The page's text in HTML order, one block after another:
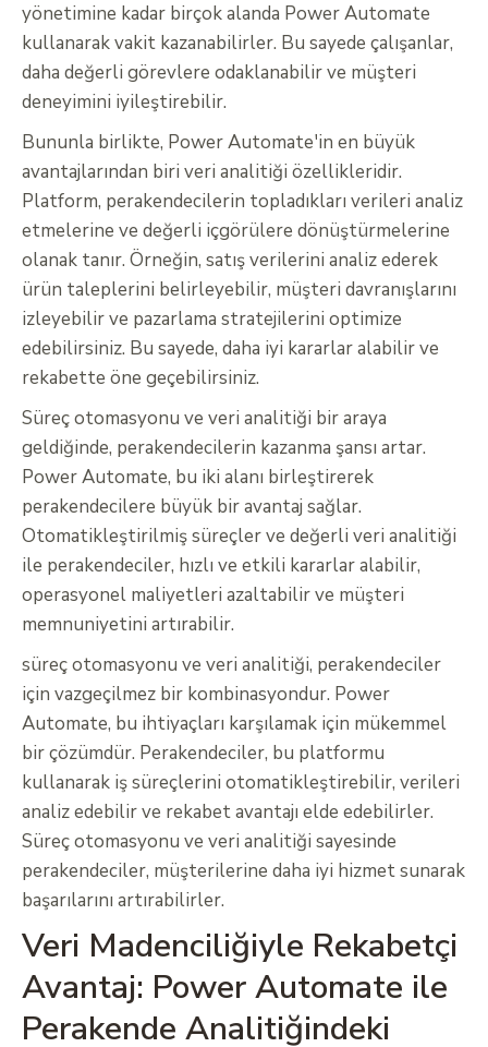
yönetimine kadar birçok alanda Power Automate
kullanarak vakit kazanabilirler. Bu sayede çalışanlar,
daha değerli görevlere odaklanabilir ve müşteri
deneyimini iyileştirebilir.
Bununla birlikte, Power Automate'in en büyük
avantajlarından biri veri analitiği özellikleridir.
Platform, perakendecilerin topladıkları verileri analiz
etmelerine ve değerli içgörülere dönüştürmelerine
olanak tanır. Örneğin, satış verilerini analiz ederek
ürün taleplerini belirleyebilir, müşteri davranışlarını
izleyebilir ve pazarlama stratejilerini optimize
edebilirsiniz. Bu sayede, daha iyi kararlar alabilir ve
rekabette öne geçebilirsiniz.
Süreç otomasyonu ve veri analitiği bir araya
geldiğinde, perakendecilerin kazanma şansı artar.
Power Automate, bu iki alanı birleştirerek
perakendecilere büyük bir avantaj sağlar.
Otomatikleştirilmiş süreçler ve değerli veri analitiği
ile perakendeciler, hızlı ve etkili kararlar alabilir,
operasyonel maliyetleri azaltabilir ve müşteri
memnuniyetini artırabilir.
süreç otomasyonu ve veri analitiği, perakendeciler
için vazgeçilmez bir kombinasyondur. Power
Automate, bu ihtiyaçları karşılamak için mükemmel
bir çözümdür. Perakendeciler, bu platformu
kullanarak iş süreçlerini otomatikleştirebilir, verileri
analiz edebilir ve rekabet avantajı elde edebilirler.
Süreç otomasyonu ve veri analitiği sayesinde
perakendeciler, müşterilerine daha iyi hizmet sunarak
başarılarını artırabilirler.
Veri Madenciliğiyle Rekabetçi
Avantaj: Power Automate ile
Perakende Analitiğindeki